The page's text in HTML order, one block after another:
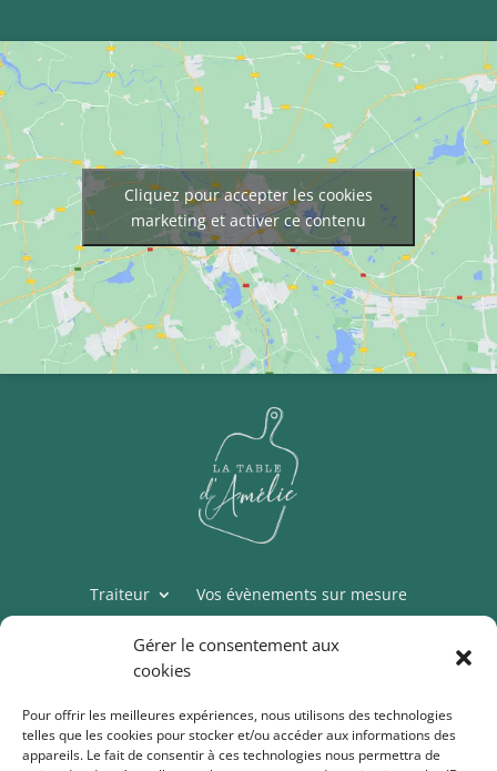
Gérer le consentement aux
cookies
Pour offrir les meilleures expériences, nous utilisons des technologies
telles que les cookies pour stocker et/ou accéder aux informations des
appareils. Le fait de consentir à ces technologies nous permettra de
Cliquez pour accepter les cookies
marketing et activer ce contenu
Traiteur
Vos évènements sur mesure
Mon compte
Conditions générales de vente
Politique de cookies (UE)